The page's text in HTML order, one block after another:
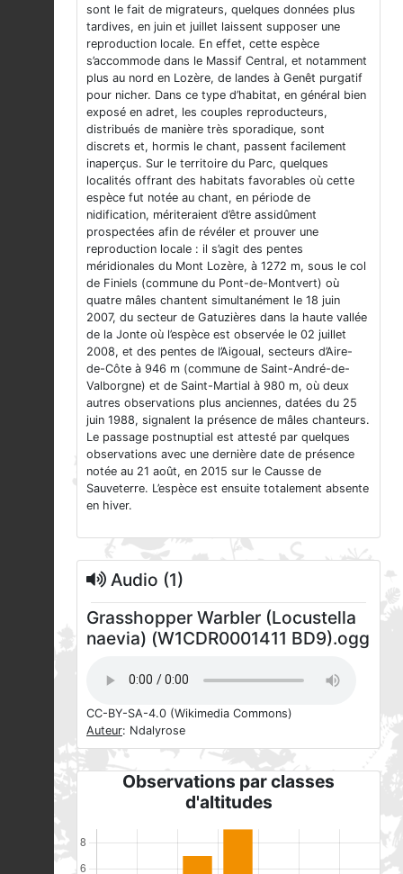
sont le fait de migrateurs, quelques données plus
tardives, en juin et juillet laissent supposer une
reproduction locale. En effet, cette espèce
s’accommode dans le Massif Central, et notamment
plus au nord en Lozère, de landes à Genêt purgatif
pour nicher. Dans ce type d’habitat, en général bien
exposé en adret, les couples reproducteurs,
distribués de manière très sporadique, sont
discrets et, hormis le chant, passent facilement
inaperçus. Sur le territoire du Parc, quelques
localités offrant des habitats favorables où cette
espèce fut notée au chant, en période de
nidification, mériteraient d’être assidûment
prospectées afin de révéler et prouver une
reproduction locale : il s’agit des pentes
méridionales du Mont Lozère, à 1272 m, sous le col
de Finiels (commune du Pont-de-Montvert) où
quatre mâles chantent simultanément le 18 juin
2007, du secteur de Gatuzières dans la haute vallée
de la Jonte où l’espèce est observée le 02 juillet
2008, et des pentes de l’Aigoual, secteurs d’Aire-
de-Côte à 946 m (commune de Saint-André-de-
Valborgne) et de Saint-Martial à 980 m, où deux
autres observations plus anciennes, datées du 25
juin 1988, signalent la présence de mâles chanteurs.
Le passage postnuptial est attesté par quelques
observations avec une dernière date de présence
notée au 21 août, en 2015 sur le Causse de
Sauveterre. L’espèce est ensuite totalement absente
en hiver.
Audio (1)
Grasshopper Warbler (Locustella
naevia) (W1CDR0001411 BD9).ogg
CC-BY-SA-4.0 (Wikimedia Commons)
Auteur: Ndalyrose
Observations par classes
d'altitudes